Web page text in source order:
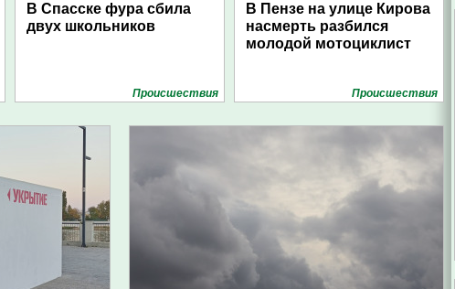
В Спасске фура сбила
двух школьников
Проиcшествия
В Пензе на улице Кирова
насмерть разбился
молодой мотоциклист
Проиcшествия